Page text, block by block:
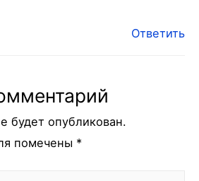
Ответить
будет опубликован.
помечены *